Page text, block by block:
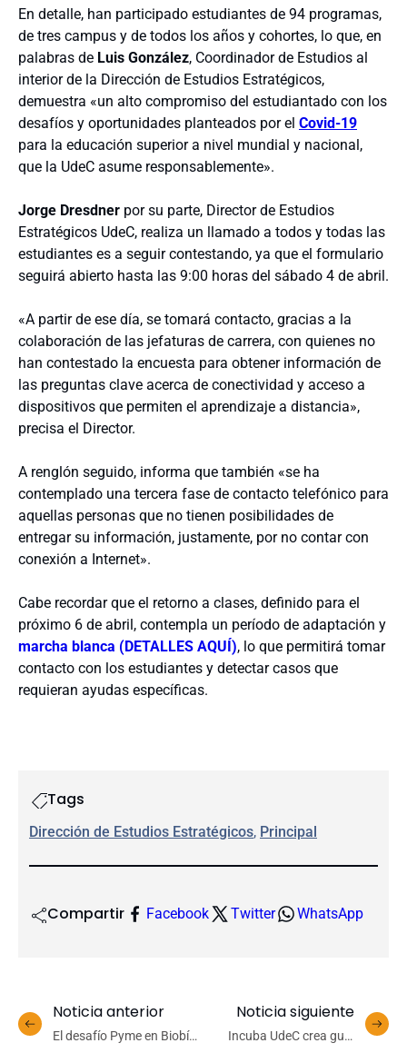
En detalle, han participado estudiantes de 94 programas,
de tres campus y de todos los años y cohortes, lo que, en
palabras de Luis González, Coordinador de Estudios al
interior de la Dirección de Estudios Estratégicos,
demuestra «un alto compromiso del estudiantado con los
desafíos y oportunidades planteados por el Covid-19
para la educación superior a nivel mundial y nacional,
que la UdeC asume responsablemente».
Jorge Dresdner por su parte, Director de Estudios
Estratégicos UdeC, realiza un llamado a todos y todas las
estudiantes es a seguir contestando, ya que el formulario
seguirá abierto hasta las 9:00 horas del sábado 4 de abril.
«A partir de ese día, se tomará contacto, gracias a la
colaboración de las jefaturas de carrera, con quienes no
han contestado la encuesta para obtener información de
las preguntas clave acerca de conectividad y acceso a
dispositivos que permiten el aprendizaje a distancia»,
precisa el Director.
A renglón seguido, informa que también «se ha
contemplado una tercera fase de contacto telefónico para
aquellas personas que no tienen posibilidades de
entregar su información, justamente, por no contar con
conexión a Internet».
Cabe recordar que el retorno a clases, definido para el
próximo 6 de abril, contempla un período de adaptación y
marcha blanca (DETALLES AQUÍ), lo que permitirá tomar
contacto con los estudiantes y detectar casos que
requieran ayudas específicas.
Tags
Dirección de Estudios Estratégicos, Principal
Compartir Facebook Twitter WhatsApp
Noticia anterior
El desafío Pyme en Biobío
Noticia siguiente
Incuba UdeC crea guía